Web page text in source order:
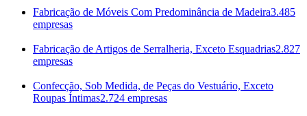
Fabricação de Móveis Com Predominância de Madeira3.485
empresas
Fabricação de Artigos de Serralheria, Exceto Esquadrias2.827
empresas
Confecção, Sob Medida, de Peças do Vestuário, Exceto
Roupas Íntimas2.724 empresas